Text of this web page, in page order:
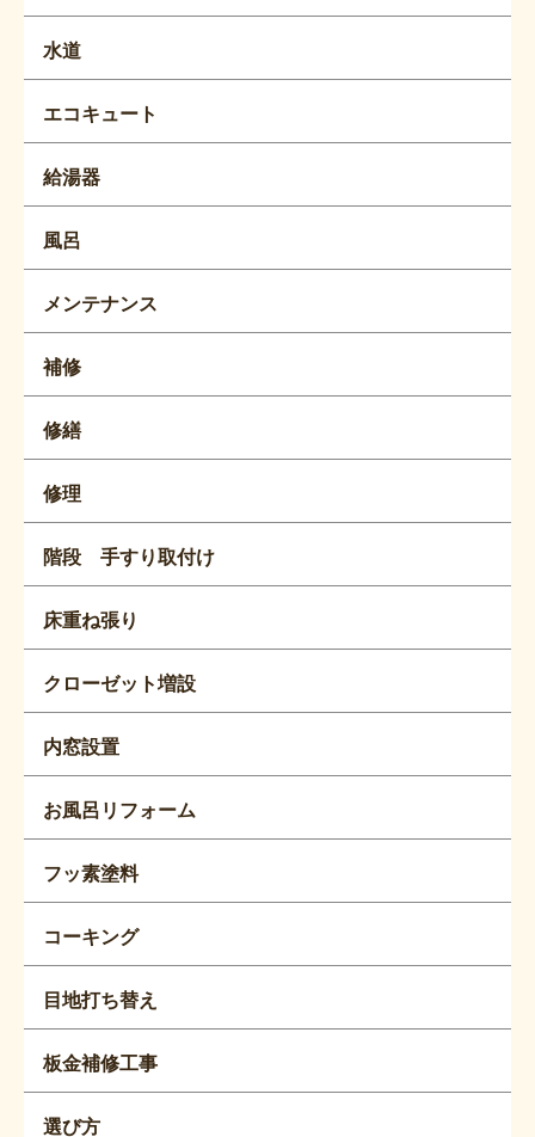
水道
エコキュート
給湯器
風呂
メンテナンス
補修
修繕
修理
階段 手すり取付け
床重ね張り
クローゼット増設
内窓設置
お風呂リフォーム
フッ素塗料
コーキング
目地打ち替え
板金補修工事
選び方